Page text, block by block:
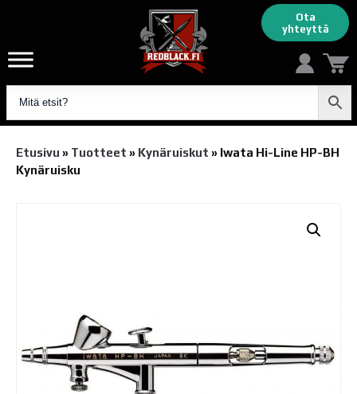
Ota
yhteyttä
Etusivu » Tuotteet » Kynäruiskut » Iwata Hi-Line HP-BH
Kynäruisku